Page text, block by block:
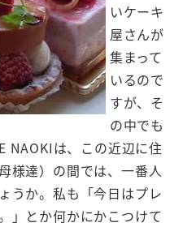
いケーキ
屋さんが
集まって
いるので
すが、そ
の中でも
NAOKIは、この近辺に住
様達）の間では、一番人
うか。私も「今日はプレ
」とか何かにかこつけて